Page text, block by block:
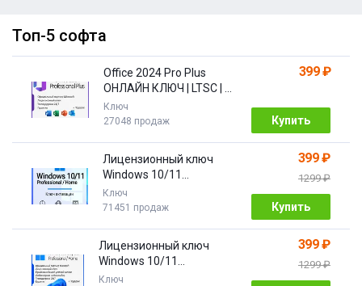
Топ-5 софта
Office 2024 Pro Plus
ОНЛАЙН КЛЮЧ | LTSC | +
ПОДАРОК
Ключ
27048 продаж
399 ₽
Купить
Лицензионный ключ
Windows 10/11
Pro/Home 32/64 bit
Ключ
71451 продаж
399 ₽
1299 ₽
Купить
Лицензионный ключ
Windows 10/11
PRO/HOME | с привязкой
Ключ
399 ₽
1299 ₽